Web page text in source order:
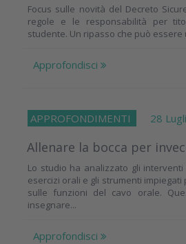
Focus sulle novità del Decreto
regole e le responsabilità per
studente. Un ripasso che può essere
Approfondisci
APPROFONDIMENTI 28
Allenare la bocca per
Lo studio ha analizzato gli
esercizi orali e gli strumenti impiegati
sulle funzioni del cavo orale.
insegnare...
Approfondisci